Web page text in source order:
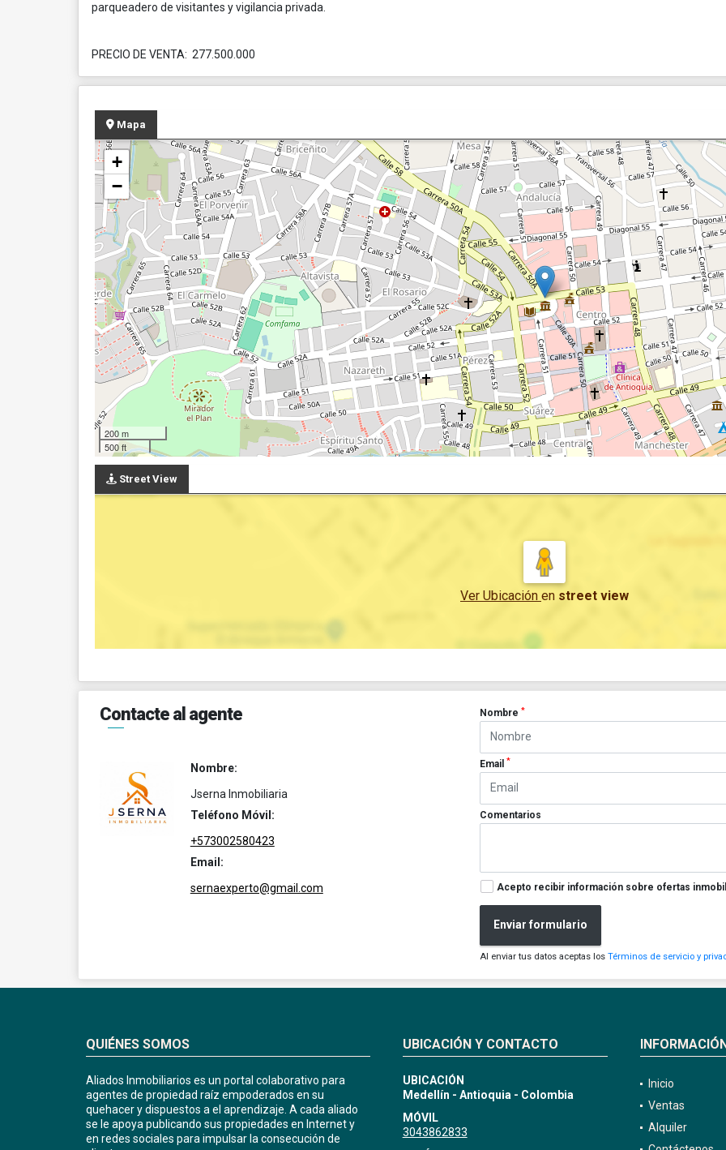
parqueadero de visitantes y vigilancia privada.
PRECIO DE VENTA: 277.500.000
Mapa
+
−
200 m
500 ft
Street View
Ver Ubicación en street view
Contacte al agente
Nombre:
Jserna Inmobiliaria
Teléfono Móvil:
+573002580423
Email:
sernaexperto@gmail.com
Nombre*
Email*
Comentarios
Acepto recibir información sobre ofertas
Enviar formulario
Al enviar tus datos aceptas losTérminos de servicio y
QUIÉNES SOMOS
Aliados Inmobiliarios es un portal colaborativo para
agentes de propiedad raíz empoderados en su
quehacer y dispuestos a el aprendizaje. A cada aliado
se le apoya publicando sus propiedades en Internet y
en redes sociales para impulsar la consecución de
UBICACIÓN Y CONTACTO
UBICACIÓN
Medellín - Antioquia - Colombia
MÓVIL
3043862833
Inicio
Ventas
Alquiler